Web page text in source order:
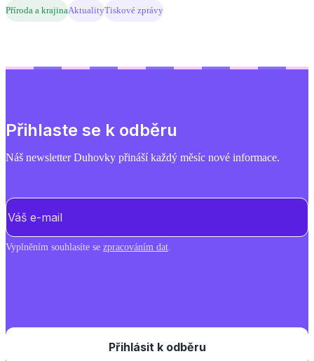
Příroda a krajinaAktualityTiskové zprávy
Přihlaste se k odběru
Náš newsletter Duhovky přináší každý měsíc nové informace.
E-mail
Vyplněním souhlasíte se zpracováním dat.